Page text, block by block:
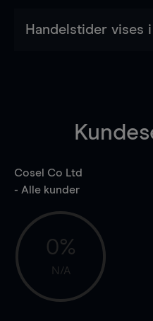
Handelstider vises
Cosel Co Ltd
- Alle kunder
0%
N/A